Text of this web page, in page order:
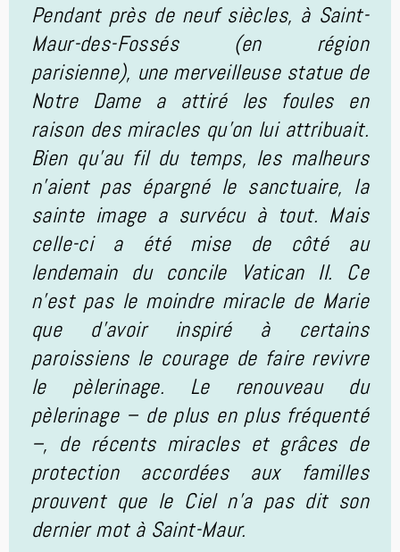
Pendant près de neuf siècles, à Saint-
Maur-des-Fossés (en région
parisienne), une merveilleuse statue de
Notre Dame a attiré les foules en
raison des miracles qu’on lui attribuait.
Bien qu’au fil du temps, les malheurs
n’aient pas épargné le sanctuaire, la
sainte image a survécu à tout. Mais
celle-ci a été mise de côté au
lendemain du concile Vatican II. Ce
n’est pas le moindre miracle de Marie
que d’avoir inspiré à certains
paroissiens le courage de faire revivre
le pèlerinage. Le renouveau du
pèlerinage – de plus en plus fréquenté
–, de récents miracles et grâces de
protection accordées aux familles
prouvent que le Ciel n’a pas dit son
dernier mot à Saint-Maur.